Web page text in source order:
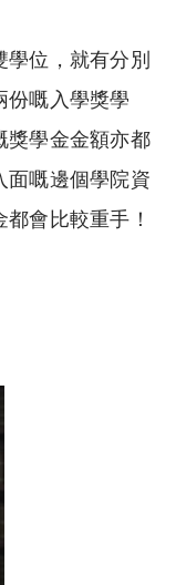
位，就有分別
份嘅入學獎學
獎學金金額亦都
面嘅邊個學院資
會比較重手！